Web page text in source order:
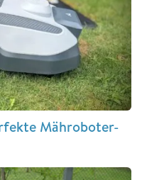
Mähroboter-